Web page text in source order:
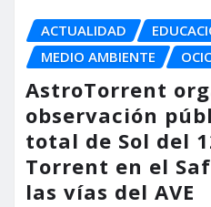
ACTUALIDAD
MEDIO AMBIENTE
AstroTorrent
observación
total de Sol del
Torrent en el
las vías del AVE